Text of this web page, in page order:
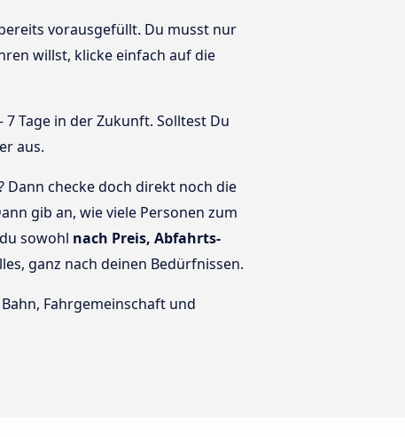
vorausgefüllt. Du musst nur
willst, klicke einfach auf die
Tage in der Zukunft. Solltest Du
aus.
Dann checke doch direkt noch die
gib an, wie viele Personen zum
sowohl nach Preis, Abfahrts-
ganz nach deinen Bedürfnissen.
Fahrgemeinschaft und